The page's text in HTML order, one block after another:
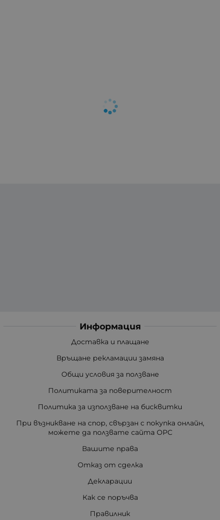
Информация
Доставка и плащане
Връщане рекламации замяна
Общи условия за ползване
Политиката за поверителност
Политика за използване на бисквитки
При възникване на спор, свързан с покупка онлайн,
можете да ползвате сайта ОРС
Вашите права
Отказ от сделка
Декларации
Как се поръчва
Правилник